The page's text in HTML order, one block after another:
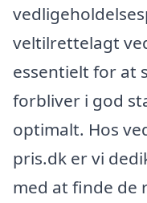
veltilrettelagt
essentielt for at
forbliver i god
optimalt. Hos
pris.dk er vi
med at finde de